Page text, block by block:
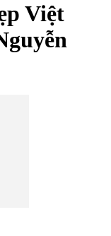
Việt